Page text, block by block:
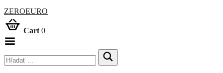
ZEROEURO
Cart 0